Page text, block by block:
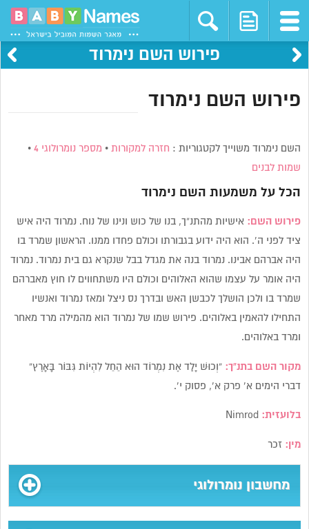
פירוש השם נימרוד
פירוש השם נימרוד
השם נימרוד משוייך לקטגוריות : חזרה למקורות • מספר נומרולוגי 4 •
שמות לבנים
הכל על משמעות השם נימרוד
פירוש השם: אישיות מהתנ”ך, בנו של כוש ונינו של נוח. נמרוד היה איש
ציד לפני ה’. הוא היה ידוע בגבורתו וכולם פחדו ממנו. הראשון שמרד בו
היה אברהם אבינו. נמרוד בנה את מגדל בבל שנקרא גם בית נמרוד. נמרוד
היה אומר על עצמו שהוא האלוהים וכולם היו משתחווים לו חוץ מאברהם
שמרד בו ולכן הושלך לכבשן האש ובדרך נס ניצל ומאז נמרוד ואנשיו
התחילו להאמין באלוהים. פירוש שמו של נמרוד הוא מהמילה מרד מאחר
ומרד באלוהים.
מקור השם בתנ”ך:“וְכוּשׁ יָלַד אֶת נִמְרוֹד הוּא הֵחֵל לִהְיוֹת גִּבּוֹר בָּאָרֶץ”
דברי הימים א’ פרק א’, פסוק י’.
בלועזית:
מין: זכר
מחשבון נומרולוגי